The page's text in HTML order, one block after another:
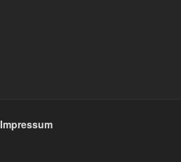
Impressum